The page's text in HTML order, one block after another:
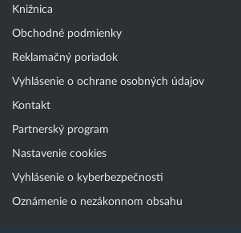
Knižnica
Obchodné podmienky
Reklamačný poriadok
Vyhlásenie o ochrane osobných údajov
Kontakt
Partnerský program
Nastavenie cookies
Vyhlásenie o kyberbezpečnosti
Oznámenie o nezákonnom obsahu